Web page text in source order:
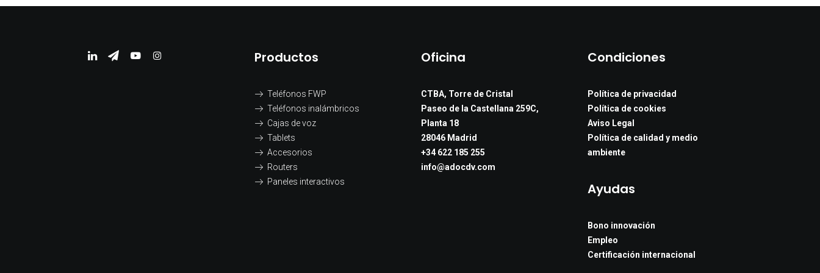
Productos
Teléfonos FWP
Teléfonos inalámbricos
Cajas de voz
Tablets
Accesorios
Routers
Paneles interactivos
Oficina
CTBA, Torre de Cristal
Paseo de la Castellana 259C,
Planta 18
28046 Madrid
+34 622 185 255
info@adocdv.com
Condiciones
Política de privacidad
Política de cookies
Aviso Legal
Política de calidad y medio
ambiente
Ayudas
Bono innovación
Empleo
Certificación internacional